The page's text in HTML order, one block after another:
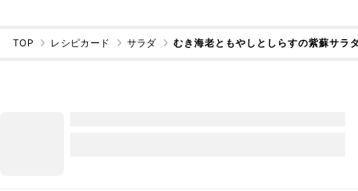
TOP レシピカード サラダ むき海老ともやしとしらすの紫蘇サラ